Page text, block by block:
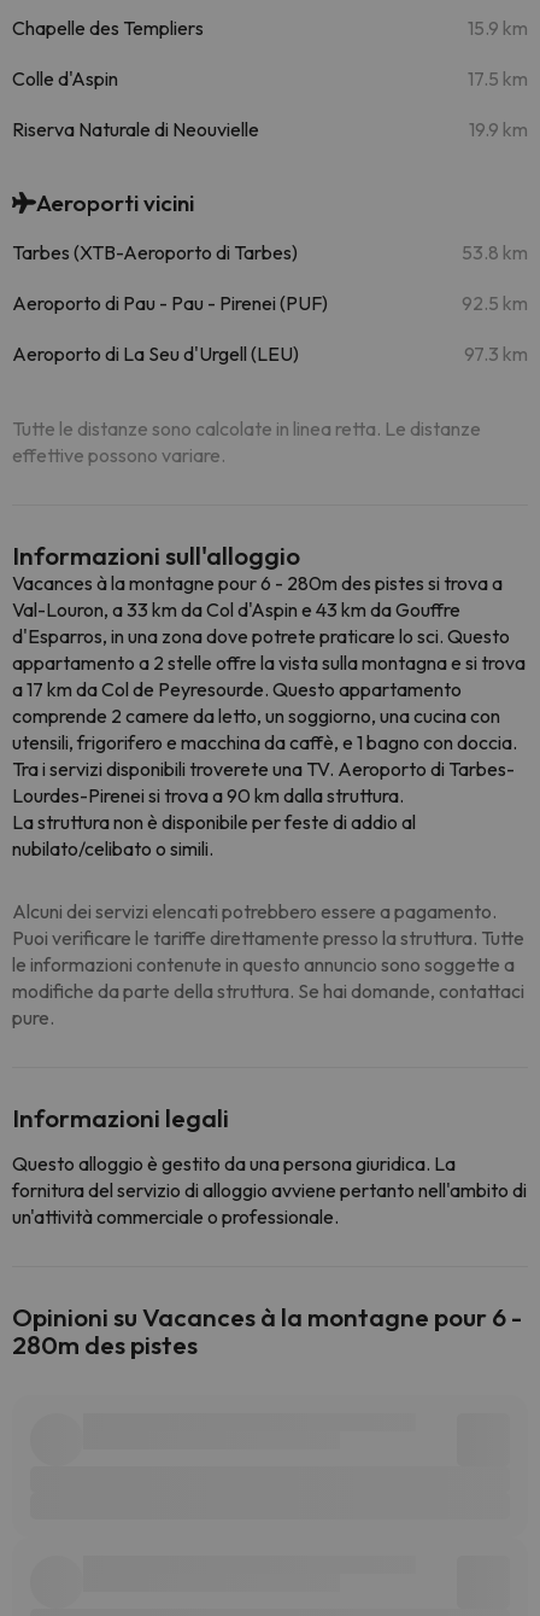
Chapelle des Templiers 15.9 km
Colle d'Aspin 17.5 km
Riserva Naturale di Neouvielle 19.9 km
Aeroporti vicini
Tarbes (XTB-Aeroporto di Tarbes) 53.8 km
Aeroporto di Pau - Pau - Pirenei (PUF) 92.5 km
Aeroporto di La Seu d'Urgell (LEU) 97.3 km
Tutte le distanze sono calcolate in linea retta. Le distanze
effettive possono variare.
Informazioni sull'alloggio
Vacances à la montagne pour 6 - 280m des pistes si trova a
Val-Louron, a 33 km da Col d'Aspin e 43 km da Gouffre
d'Esparros, in una zona dove potrete praticare lo sci. Questo
appartamento a 2 stelle offre la vista sulla montagna e si trova
a 17 km da Col de Peyresourde. Questo appartamento
comprende 2 camere da letto, un soggiorno, una cucina con
utensili, frigorifero e macchina da caffè, e 1 bagno con doccia.
Tra i servizi disponibili troverete una TV. Aeroporto di Tarbes-
Lourdes-Pirenei si trova a 90 km dalla struttura.
La struttura non è disponibile per feste di addio al
nubilato/celibato o simili.
Alcuni dei servizi elencati potrebbero essere a pagamento.
Puoi verificare le tariffe direttamente presso la struttura. Tutte
le informazioni contenute in questo annuncio sono soggette a
modifiche da parte della struttura. Se hai domande, contattaci
pure.
Informazioni legali
Questo alloggio è gestito da una persona giuridica. La
fornitura del servizio di alloggio avviene pertanto nell'ambito di
un'attività commerciale o professionale.
Opinioni su Vacances à la montagne pour 6 -
280m des pistes